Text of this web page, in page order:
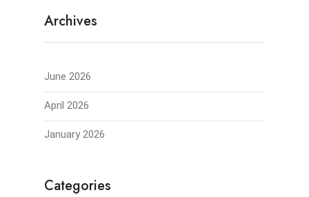
Archives
June 2026
April 2026
January 2026
Categories